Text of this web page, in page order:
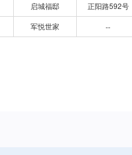
启城福邸
正阳路592号
军悦世家 --